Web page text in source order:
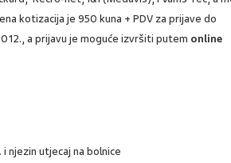
kotizacija je 950 kuna + PDV za prijave do
a prijavu je moguće izvršiti putem online
njezin utjecaj na bolnice